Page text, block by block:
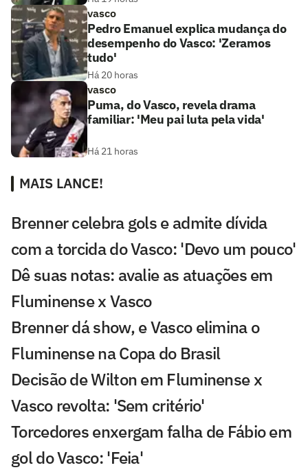
vasco
Pedro Emanuel explica mudança do
desempenho do Vasco: 'Zeramos
tudo'
Há 20 horas
vasco
Puma, do Vasco, revela drama
familiar: 'Meu pai luta pela vida'
Há 21 horas
MAIS LANCE!
Brenner celebra gols e admite dívida
com a torcida do Vasco: 'Devo um pouco'
Dê suas notas: avalie as atuações em
Fluminense x Vasco
Brenner dá show, e Vasco elimina o
Fluminense na Copa do Brasil
Decisão de Wilton em Fluminense x
Vasco revolta: 'Sem critério'
Torcedores enxergam falha de Fábio em
gol do Vasco: 'Feia'